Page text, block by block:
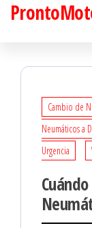
Saltar
Cambio de
Neumáticos a
Urgencia